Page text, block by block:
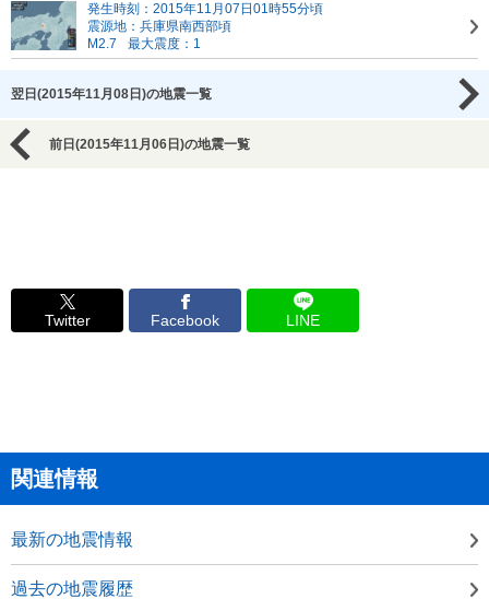
発生時刻：2015年11月07日01時55分頃
震源地：兵庫県南西部頃
M2.7
最大震度：1
翌日(2015年11月08日)の地震一覧
前日(2015年11月06日)の地震一覧
Twitter Facebook LINE
関連情報
最新の地震情報
過去の地震履歴